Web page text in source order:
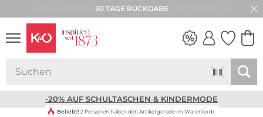
30 TAGE RÜCKGABE
-20% AUF SCHULTASCHEN & KINDERMODE
Beliebt! 2 Personen haben den Artikel gerade im Warenkorb